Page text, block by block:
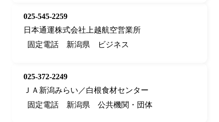
025-545-2259
日本通運株式会社上越航空営業所
固定電話
新潟県 ビジネス
025-372-2249
ＪＡ新潟みらい／白根食材センター
固定電話
新潟県 公共機関・団体